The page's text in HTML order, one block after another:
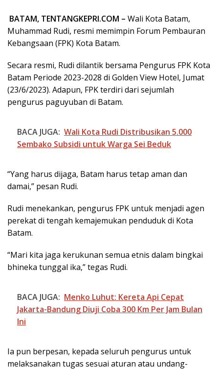
BATAM, TENTANGKEPRI.COM – Wali Kota Batam,
Muhammad Rudi, resmi memimpin Forum Pembauran
Kebangsaan (FPK) Kota Batam.
Secara resmi, Rudi dilantik bersama Pengurus FPK Kota
Batam Periode 2023-2028 di Golden View Hotel, Jumat
(23/6/2023). Adapun, FPK terdiri dari sejumlah
pengurus paguyuban di Batam.
BACA JUGA: Wali Kota Rudi Distribusikan 5.000
Sembako Subsidi untuk Warga Sei Beduk
“Yang harus dijaga, Batam harus tetap aman dan
damai,” pesan Rudi.
Rudi menekankan, pengurus FPK untuk menjadi agen
perekat di tengah kemajemukan penduduk di Kota
Batam.
“Mari kita jaga kerukunan semua etnis dalam bingkai
bhineka tunggal ika,” tegas Rudi.
BACA JUGA: Menko Luhut: Kereta Api Cepat
Jakarta-Bandung Diuji Coba 300 Km Per Jam Bulan
Ini
Ia pun berpesan, kepada seluruh pengurus untuk
melaksanakan tugas sesuai aturan atau undang-